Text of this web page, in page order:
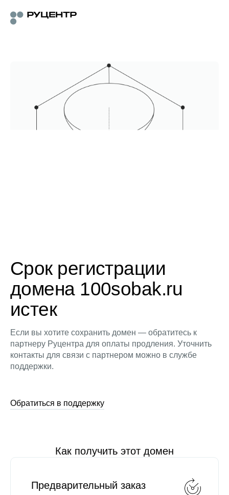
Срок регистрации
домена 100sobak.ru
истек
Если вы хотите сохранить домен — обратитесь к
партнеру Руцентра для оплаты продления. Уточнить
контакты для связи с партнером можно в службе
поддержки.
Обратиться в поддержку
Как получить этот домен
Предварительный заказ